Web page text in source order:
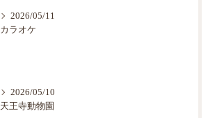
2026/05/11
カラオケ
2026/05/10
天王寺動物園